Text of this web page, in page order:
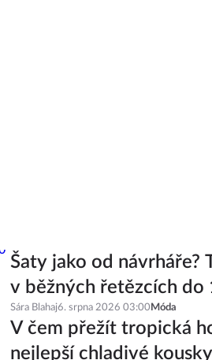
Šaty jako od návrháře?
v běžných řetězcích do
Sára Blahaj6. srpna 2026 03:00 Móda
V čem přežít tropická
nejlepší chladivé